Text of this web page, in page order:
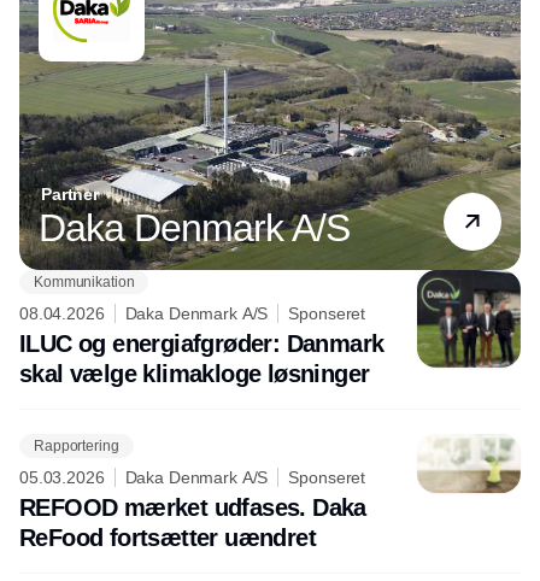
Partner
Daka Denmark A/S
Kommunikation
08.04.2026 Daka Denmark A/S Sponseret
ILUC og energiafgrøder: Danmark
skal vælge klimakloge løsninger
Rapportering
05.03.2026 Daka Denmark A/S Sponseret
REFOOD mærket udfases. Daka
ReFood fortsætter uændret